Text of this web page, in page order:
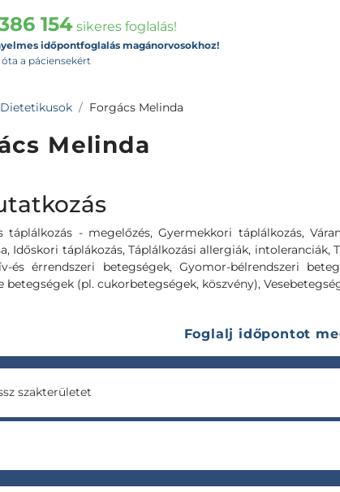
154 sikeres foglalás!
időpontfoglalás magánorvosokhoz!
óta a páciensekért
Dietetikusok Forgács Melinda
Melinda
táplálkozás - megelőzés, Gyermekkori táplálkozás,
Időskori táplákozás, Táplálkozási allergiák, intoleranciák,
és érrendszeri betegségek, Gyomor-bélrendszeri
betegségek (pl. cukorbetegségek, köszvény),
Foglalj időpontot
szakterületet